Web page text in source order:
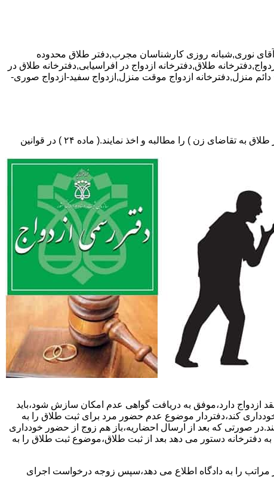
تخفیف ویژه مشاوره رایگان,09381024452-آقای نوری,شبانه روزی کارشناسان مجرب,دفتر طلاق محدوده
طلاق,دفترخانه ازدواج در افراسیابی,دفترخانه طلاق در
دائم منزل,دفترخانه ازدواج موقت منزل,ازدواج سفید-ازدواج صوری-
دفتر طلاق،باید در ثبت طلاق گواهی عدم امکان سازش (مخصوص طلاق توافقی و یا طلاق به تقاضای مرد ) و لازم ضروری حکم دادگاه (در طلاق به تقاضای زن ) را مطالبه و اخذ نمایند.( ماده ۲۴ ) در قوانین
دارد،موفق به دریافت گواهی عدم امکان سازش شود،باید
کند،دفتردار موضوع عدم حضور مرد برای ثبت طلاق را به
صورتی که بعد از ارسال احضاریه،باز هم زوج از حضور خودداری
دفترخانه دستور می دهد بعد از ثبت طلاق،موضوع ثبت طلاق را به
مراتب را به دادگاه اطلاع می دهد،سپس زوجه درخواست اجرای